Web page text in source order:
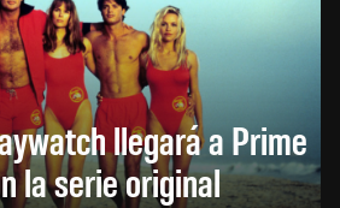
llegará a Prime
la serie original